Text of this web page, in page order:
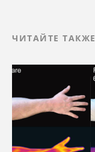
ЧИТАЙТЕ ТАКЖЕ